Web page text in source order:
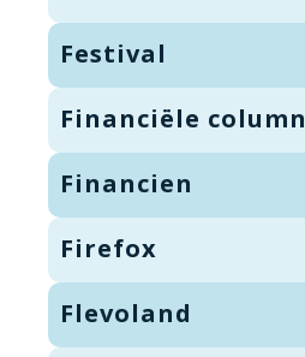
Festival
Financiële column
Financien
Firefox
Flevoland